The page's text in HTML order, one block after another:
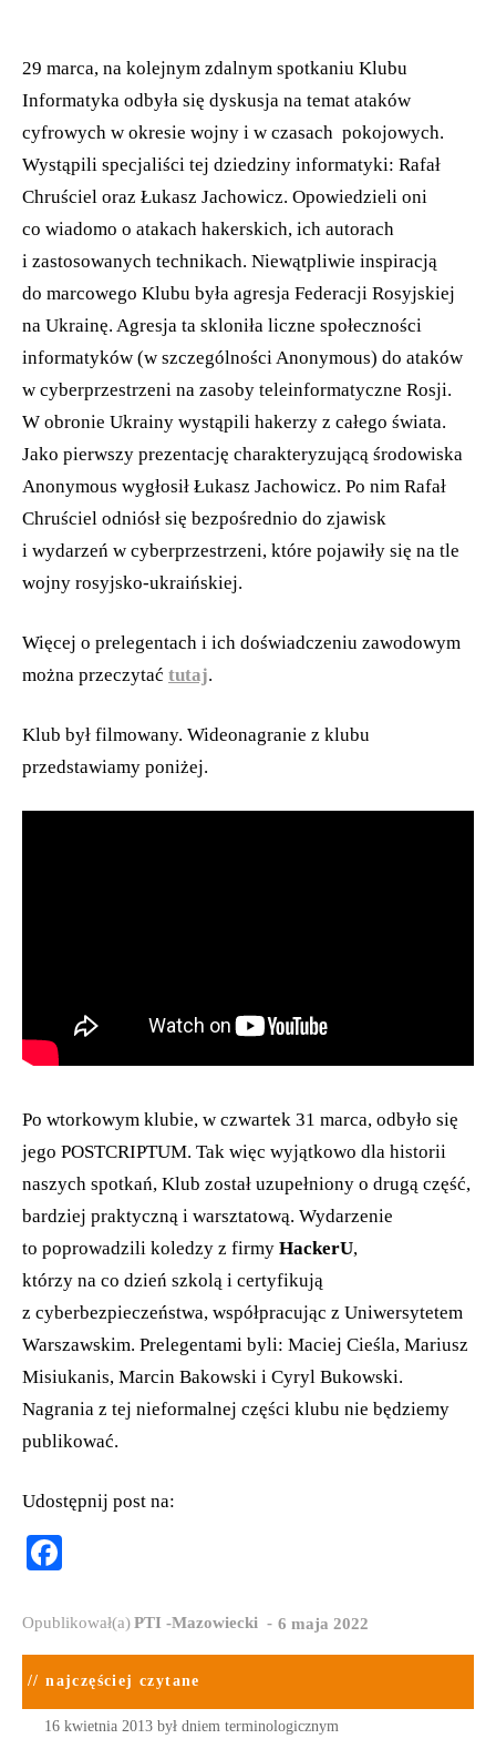
29 marca, na kolejnym zdalnym spotkaniu Klubu
Informatyka odbyła się dyskusja na temat ataków
cyfrowych w okresie wojny i w czasach pokojowych.
Wystąpili specjaliści tej dziedziny informatyki: Rafał
Chruściel oraz Łukasz Jachowicz. Opowiedzieli oni
co wiadomo o atakach hakerskich, ich autorach
i zastosowanych technikach. Niewątpliwie inspiracją
do marcowego Klubu była agresja Federacji Rosyjskiej
na Ukrainę. Agresja ta skloniła liczne społeczności
informatyków (w szczególności Anonymous) do ataków
w cyberprzestrzeni na zasoby teleinformatyczne Rosji.
W obronie Ukrainy wystąpili hakerzy z całego świata.
Jako pierwszy prezentację charakteryzującą środowiska
Anonymous wygłosił Łukasz Jachowicz. Po nim Rafał
Chruściel odniósł się bezpośrednio do zjawisk
i wydarzeń w cyberprzestrzeni, które pojawiły się na tle
wojny rosyjsko-ukraińskiej.
Więcej o prelegentach i ich doświadczeniu zawodowym
można przeczytać tutaj.
Klub był filmowany. Wideonagranie z klubu
przedstawiamy poniżej.
Po wtorkowym klubie, w czwartek 31 marca, odbyło się
jego POSTCRIPTUM. Tak więc wyjątkowo dla historii
naszych spotkań, Klub został uzupełniony o drugą część,
bardziej praktyczną i warsztatową. Wydarzenie
to poprowadzili koledzy z firmy HackerU,
którzy na co dzień szkolą i certyfikują
z cyberbezpieczeństwa, współpracując z Uniwersytetem
Warszawskim. Prelegentami byli: Maciej Cieśla, Mariusz
Misiukanis, Marcin Bakowski i Cyryl Bukowski.
Nagrania z tej nieformalnej części klubu nie będziemy
publikować.
Udostępnij post na:
bo
ok
Opublikował(a)PTI -Mazowiecki - 6 maja 2022
// najczęściej czytane
16 kwietnia 2013 był dniem terminologicznym